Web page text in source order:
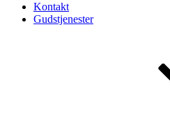
Kontakt
Gudstjenester